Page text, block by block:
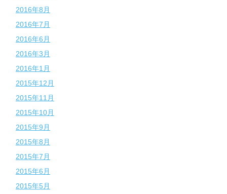
2016年8月
2016年7月
2016年6月
2016年3月
2016年1月
2015年12月
2015年11月
2015年10月
2015年9月
2015年8月
2015年7月
2015年6月
2015年5月